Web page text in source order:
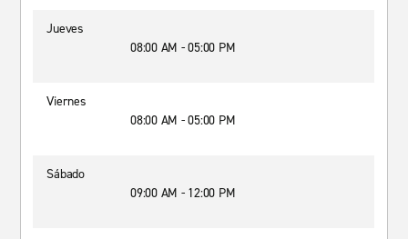
Jueves
08:00 AM - 05:00 PM
Viernes
08:00 AM - 05:00 PM
Sábado
09:00 AM - 12:00 PM